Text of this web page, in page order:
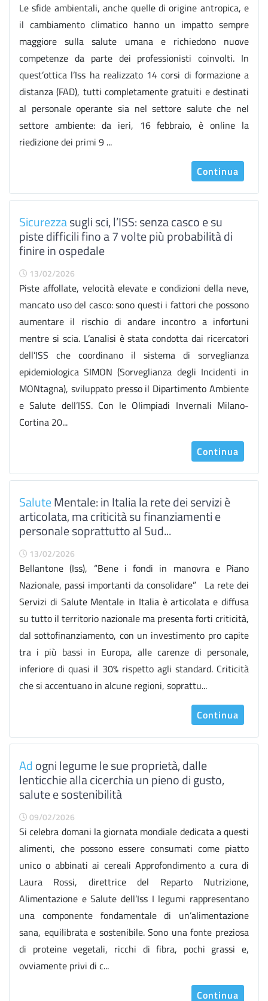
Le sfide ambientali, anche quelle di origine antropica, e
il cambiamento climatico hanno un impatto sempre
maggiore sulla salute umana e richiedono nuove
competenze da parte dei professionisti coinvolti. In
quest’ottica l’Iss ha realizzato 14 corsi di formazione a
distanza (FAD), tutti completamente gratuiti e destinati
al personale operante sia nel settore salute che nel
settore ambiente: da ieri, 16 febbraio, è online la
riedizione dei primi 9 ...
Continua
Sicurezzasugli sci, l’ISS: senza casco e su
piste difficili fino a 7 volte più probabilità di
finire in ospedale
13/02/2026
Piste affollate, velocità elevate e condizioni della neve,
mancato uso del casco: sono questi i fattori che possono
aumentare il rischio di andare incontro a infortuni
mentre si scia. L’analisi è stata condotta dai ricercatori
dell’ISS che coordinano il sistema di sorveglianza
epidemiologica SIMON (Sorveglianza degli Incidenti in
MONtagna), sviluppato presso il Dipartimento Ambiente
e Salute dell’ISS. Con le Olimpiadi Invernali Milano-
Cortina 20...
Continua
SaluteMentale: in Italia la rete dei servizi è
articolata, ma criticità su finanziamenti e
personale soprattutto al Sud...
13/02/2026
Bellantone (Iss), “Bene i fondi in manovra e Piano
Nazionale, passi importanti da consolidare” La rete dei
Servizi di Salute Mentale in Italia è articolata e diffusa
su tutto il territorio nazionale ma presenta forti criticità,
dal sottofinanziamento, con un investimento pro capite
tra i più bassi in Europa, alle carenze di personale,
inferiore di quasi il 30% rispetto agli standard. Criticità
che si accentuano in alcune regioni, soprattu...
Continua
Adogni legume le sue proprietà, dalle
lenticchie alla cicerchia un pieno di gusto,
salute e sostenibilità
09/02/2026
Si celebra domani la giornata mondiale dedicata a questi
alimenti, che possono essere consumati come piatto
unico o abbinati ai cereali Approfondimento a cura di
Laura Rossi, direttrice del Reparto Nutrizione,
Alimentazione e Salute dell’Iss I legumi rappresentano
una componente fondamentale di un’alimentazione
sana, equilibrata e sostenibile. Sono una fonte preziosa
di proteine vegetali, ricchi di fibra, pochi grassi e,
ovviamente privi di c...
Continua